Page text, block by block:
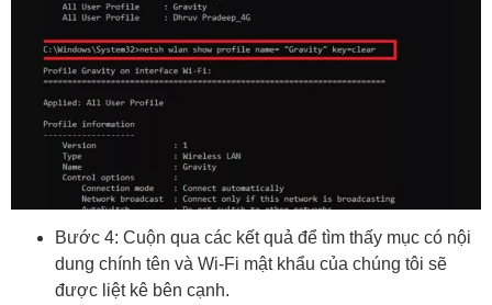
Bước 4: Cuộn qua các kết quả để tìm thấy mục có nội
dung chính tên và Wi-Fi mật khẩu của chúng tôi sẽ
được liệt kê bên cạnh.